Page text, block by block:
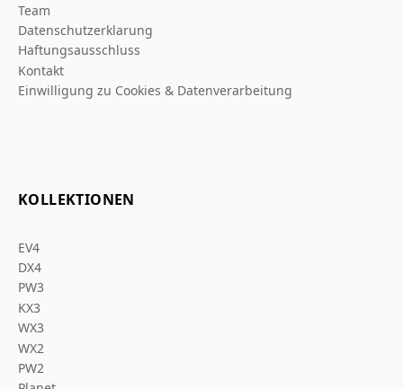
Team
Datenschutzerklarung
Haftungsausschluss
Kontakt
Einwilligung zu Cookies & Datenverarbeitung
KOLLEKTIONEN
EV4
DX4
PW3
KX3
WX3
WX2
PW2